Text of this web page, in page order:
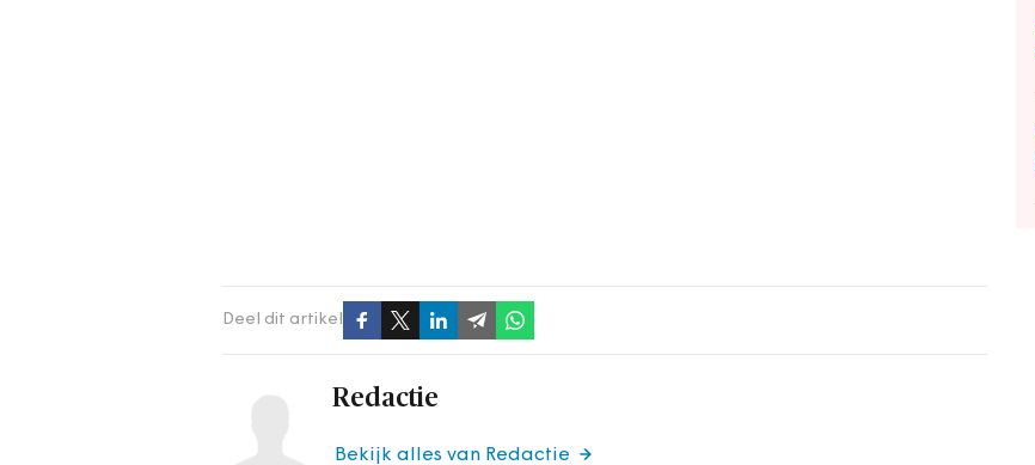
Deel dit artikel
Redactie
Bekijk alles van Redactie